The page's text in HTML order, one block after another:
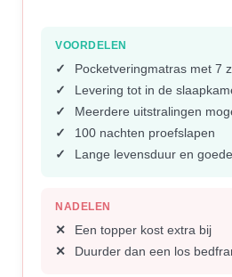
VOORDELEN
Pocketveringmatras met 7
Levering tot in de
Meerdere uitstralingen
100 nachten proefslapen
Lange levensduur en
NADELEN
Een topper kost extra bij
Duurder dan een los